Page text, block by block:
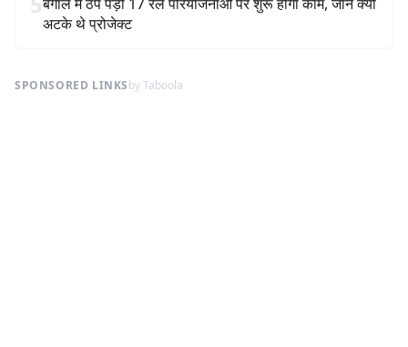
अटके थे प्रोजेक्ट
SPONSORED LINKSby Taboola